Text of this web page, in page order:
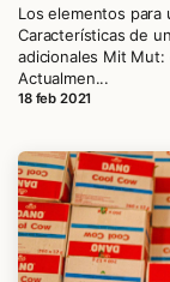
Los elementos para
Características de
adicionales Mit
Actualmen...
18 feb 2021